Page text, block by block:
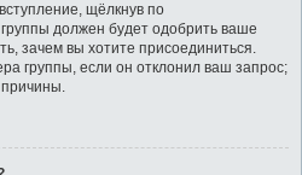
щёлкнув по
должен будет одобрить ваше
зачем вы хотите присоединиться.
группы, если он отклонил ваш запрос;
причины.